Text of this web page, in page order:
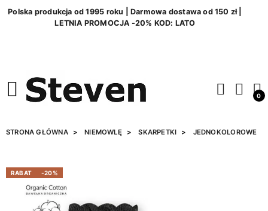
Polska produkcja od 1995 roku | Darmowa dostawa od 150 zł |
LETNIA PROMOCJA -20% KOD: LATO
0
STRONA GŁÓWNA NIEMOWLĘ SKARPETKI JEDNOKOLOROWE
RABAT -20%